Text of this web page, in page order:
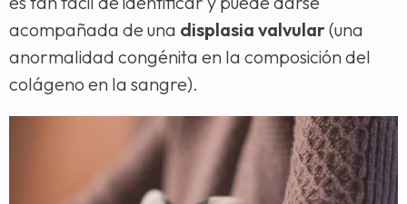
acompañada de una displasia valvular(una
anormalidad congénita en la composición del
colágeno en la sangre).